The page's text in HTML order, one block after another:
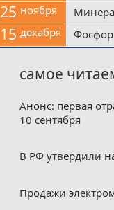
25 ноября
15 декабря Фосфор
самое
Анонс: первая
10 сентября
В РФ утвердили
Продажи